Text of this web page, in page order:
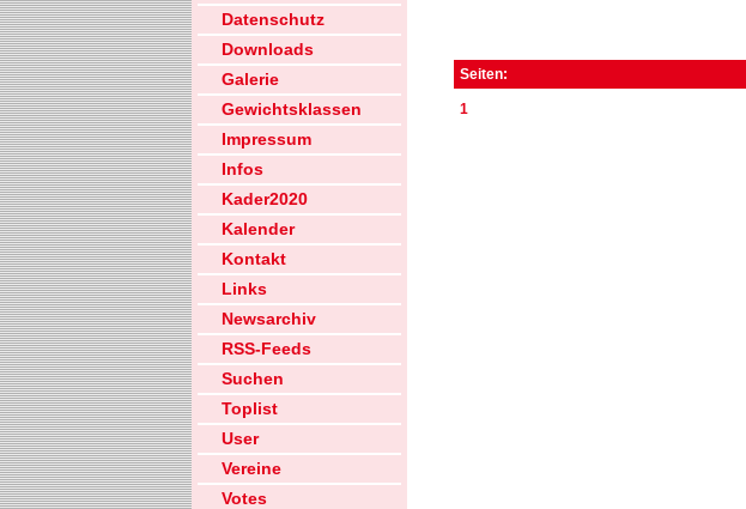
Datenschutz
Downloads
Galerie
Gewichtsklassen
Impressum
Infos
Kader2020
Kalender
Kontakt
Links
Newsarchiv
RSS-Feeds
Suchen
Toplist
User
Vereine
Votes
Seiten:
1